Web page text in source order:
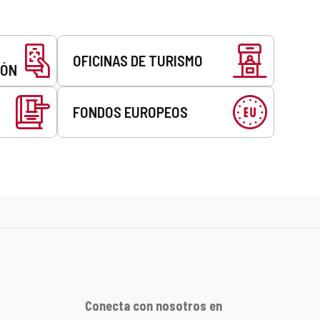
OFICINAS DE TURISMO
FONDOS EUROPEOS
Conecta con nosotros en